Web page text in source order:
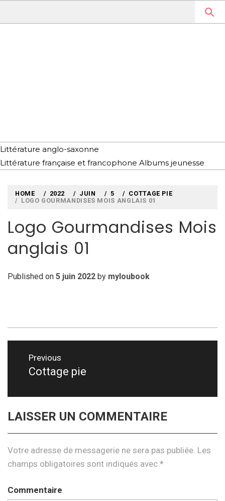
Littérature anglo-saxonne
Littérature française et francophone Albums jeunesse
HOME 2022 JUIN 5
COTTAGE PIE
LOGO GOURMANDISES MOIS ANGLAIS 01
Logo Gourmandises Mois
anglais 01
Published on 5 juin 2022 by myloubook
Navigation
l’article
Previous
Previous
Cottage pie
LAISSER UN COMMENTAIRE
Votre adresse de messagerie ne sera pas publiée. Les
champs obligatoires sont indiqués avec *
Commentaire